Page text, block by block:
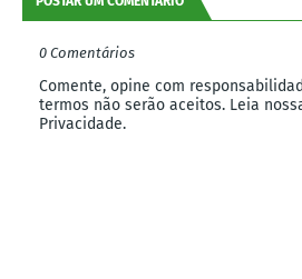
0 Comentários
Comente, opine com
termos não serão aceitos. Leia
Privacidade.